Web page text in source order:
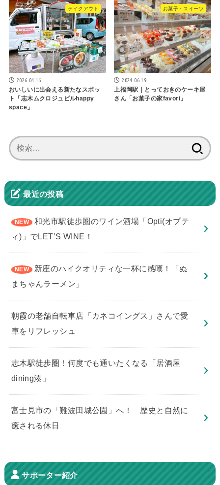
テイクアウト
2026.04.16
おいしいに出会える新たなスポッ
ト「志木ムクロジュビルhappy
space」
お菓子・スイーツ
2024.06.19
上福岡駅｜とっておきのケーキ屋
さん「お菓子の家favori」
索:
最近の投稿
和光市駅徒歩圏のワイン酒場「Opti(オプテ
ィ)」でLET’S WINE！
新座のハイクオリティな一杯に感嘆！「ぬ
まちゃんラーメン」
朝霞の老舗自転車店「カネコイングス」さんで愛
車をリフレッシュ
志木駅徒歩圏！何度でも通いたくなる「居酒屋
dining湊」
​富士見市の「難波田城公園」へ！ 歴史と自然に
癒される休日
サポーター紹介